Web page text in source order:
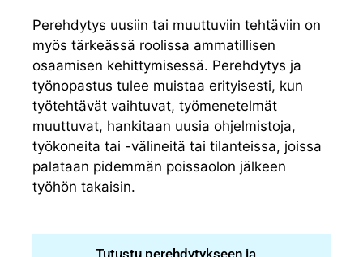
Perehdytys uusiin tai muuttuviin tehtäviin on
myös tärkeässä roolissa ammatillisen
osaamisen kehittymisessä. Perehdytys ja
työnopastus tulee muistaa erityisesti, kun
työtehtävät vaihtuvat, työmenetelmät
muuttuvat, hankitaan uusia ohjelmistoja,
työkoneita tai -välineitä tai tilanteissa, joissa
palataan pidemmän poissaolon jälkeen
työhön takaisin.
Tutustu perehdytykseen ja